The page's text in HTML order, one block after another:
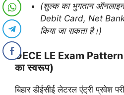
(शुल्क का भुगतान
Debit Card, Net
किया जा सकता है।)
DECE LE Exam Pattern
का स्वरूप)
बिहार डीईसीई लेटरल एंट्री प्रवेश